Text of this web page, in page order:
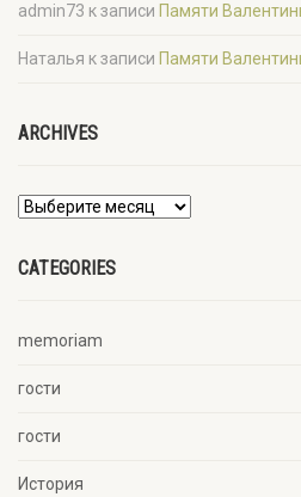
admin73 к записи Памяти
Наталья к записи Памяти
ARCHIVES
CATEGORIES
memoriam
гости
гости
История